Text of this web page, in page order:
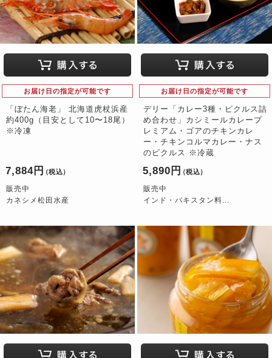
お届け日の指定が可能です
「ぼたん海老」 北海道虎杖浜産
約400g（目安として10〜18尾）
※冷凍
7,884円 （税込）
販売中
カネシメ松田水産
お届け日の指定が可能です
デリー「カレー3種・ピクルス詰
め合わせ」カシミールカレープ
レミアム・ゴアのチキンカレ
ー・チキンコルマカレー・ナス
のピクルス ※冷蔵
5,890円 （税込）
販売中
インド・パキスタン料...